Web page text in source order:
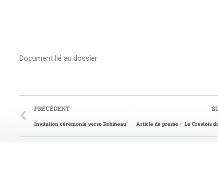
Document lié au dossier
PRÉCÉDENT
Invitation cérémonie verso Robineau